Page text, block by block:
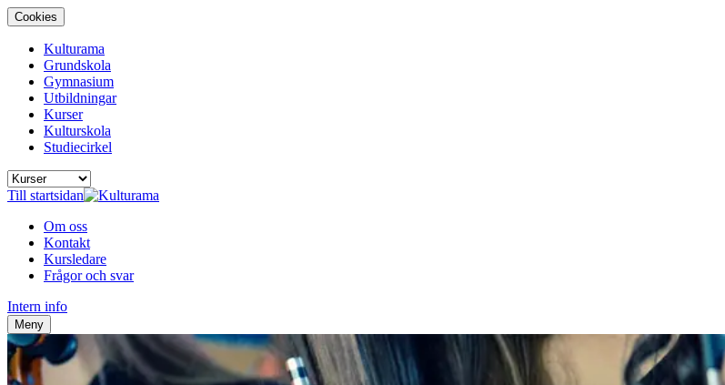
Cookies
Kulturama
Grundskola
Gymnasium
Utbildningar
Kurser
Kulturskola
Studiecirkel
Till startsidan
Om oss
Kontakt
Kursledare
Frågor och svar
Intern info
Meny